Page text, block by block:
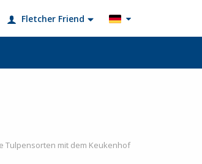
Fletcher Friend
Tulpensorten mit dem Keukenhof